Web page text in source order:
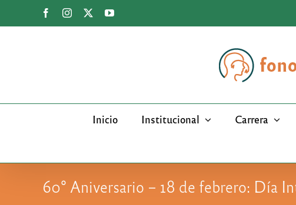
FacebookInstagram YouTube
Inicio Institucional Carrera
60° Aniversario – 18 de febrero: Día